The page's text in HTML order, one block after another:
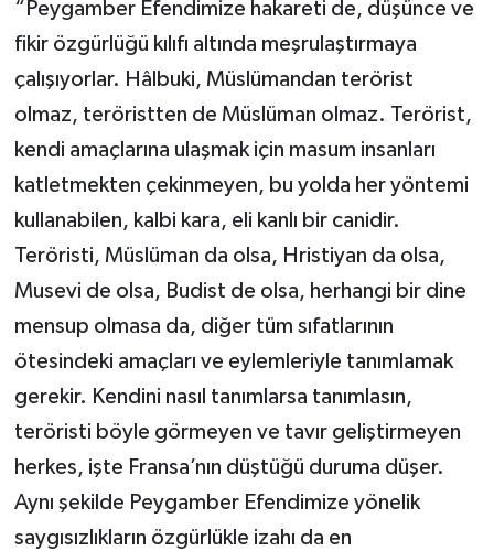
“Peygamber Efendimize hakareti de, düşünce ve
fikir özgürlüğü kılıfı altında meşrulaştırmaya
çalışıyorlar. Hâlbuki, Müslümandan terörist
olmaz, teröristten de Müslüman olmaz. Terörist,
kendi amaçlarına ulaşmak için masum insanları
katletmekten çekinmeyen, bu yolda her yöntemi
kullanabilen, kalbi kara, eli kanlı bir canidir.
Teröristi, Müslüman da olsa, Hristiyan da olsa,
Musevi de olsa, Budist de olsa, herhangi bir dine
mensup olmasa da, diğer tüm sıfatlarının
ötesindeki amaçları ve eylemleriyle tanımlamak
gerekir. Kendini nasıl tanımlarsa tanımlasın,
teröristi böyle görmeyen ve tavır geliştirmeyen
herkes, işte Fransa’nın düştüğü duruma düşer.
Aynı şekilde Peygamber Efendimize yönelik
saygısızlıkların özgürlükle izahı da en